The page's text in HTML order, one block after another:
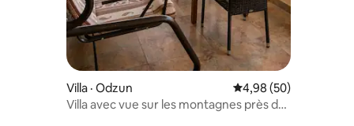
Villa · Odzun Note moyenne de
4,98 (50)
Villa avec vue sur les montagnes près du